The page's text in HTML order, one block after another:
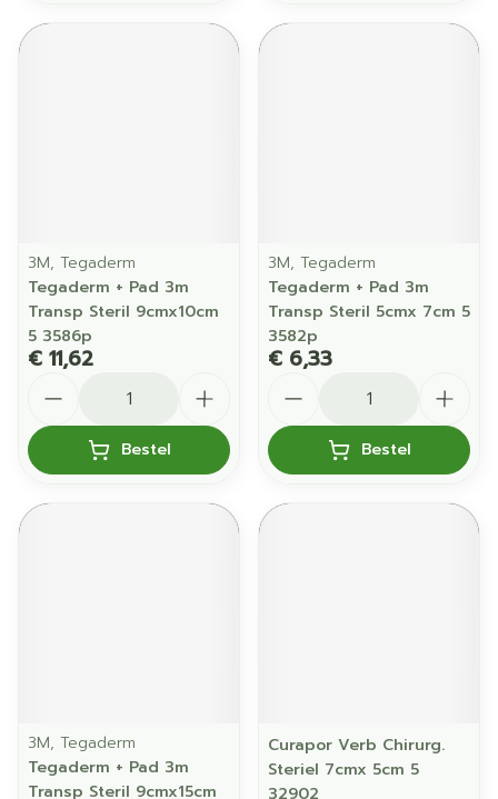
3M, Tegaderm
Tegaderm + Pad 3m
Transp Steril 9cmx10cm
5 3586p
€ 11,62
Bestel
3M, Tegaderm
Tegaderm + Pad 3m
Transp Steril 5cmx 7cm 5
3582p
€ 6,33
Bestel
3M, Tegaderm
Tegaderm + Pad 3m
Transp Steril 9cmx15cm
Curapor Verb Chirurg.
Steriel 7cmx 5cm 5
32902